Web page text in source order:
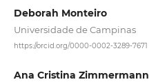
Deborah Monteiro
Universidade de Campinas
https://orcid.org/0000-0002-3289-7671
Ana Cristina Zimmermann